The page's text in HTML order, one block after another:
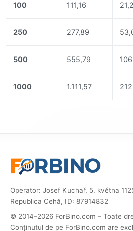
100 111,16
250 277,89
500 555,79
1000 1.111,57
Operator: Josef Kuchař, 5. května
Republica Cehă, ID: 87914832
© 2014–2026 ForBino.com – Toate
Conținutul de pe ForBino.com are